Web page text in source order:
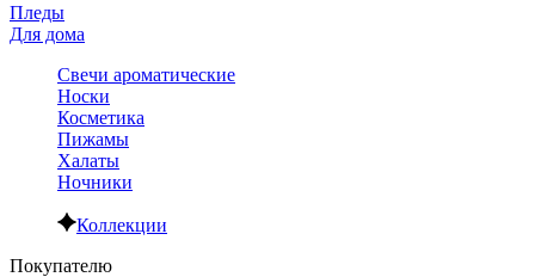
Пледы
Для дома
Свечи ароматические
Носки
Косметика
Пижамы
Халаты
Ночники
Коллекции
Покупателю